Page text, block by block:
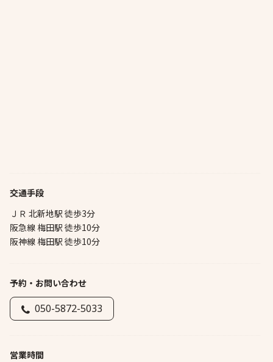
交通手段
ＪＲ 北新地駅 徒歩3分
阪急線 梅田駅 徒歩10分
阪神線 梅田駅 徒歩10分
予約・お問い合わせ
050-5872-5033
営業時間